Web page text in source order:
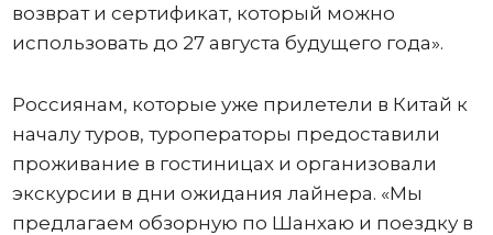
возврат и сертификат, который можно
использовать до 27 августа будущего года».
Россиянам, которые уже прилетели в Китай к
началу туров, туроператоры предоставили
проживание в гостиницах и организовали
экскурсии в дни ожидания лайнера. «Мы
предлагаем обзорную по Шанхаю и поездку в